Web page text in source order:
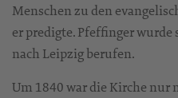
Menschen zu den
er predigte. Pfeffinger
nach Leipzig berufen.
Um 1840 war die Kirche nur